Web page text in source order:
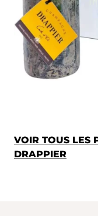
VOIR TOUS LES
DRAPPIER